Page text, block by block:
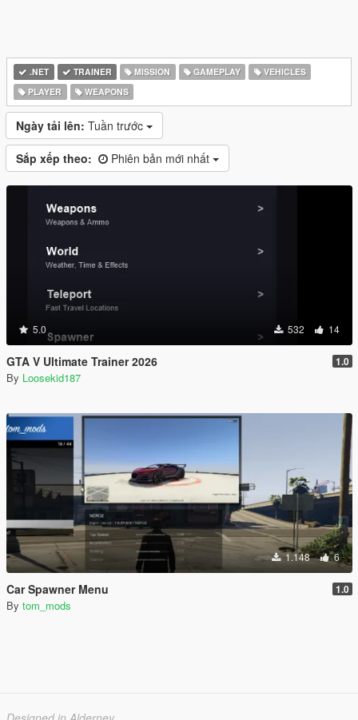
.NET TRAINER MISSION GAMEPLAY
VEHICLES
PLAYER
WEAPONS
Ngày tải lên: Tuần trước
Sắp xếp theo: Phiên bản mới nhất
5.0 532 14
GTA V Ultimate Trainer 2026 1.0
By Loosekid187
1.148 6
Car Spawner Menu 1.0
By tom_mods